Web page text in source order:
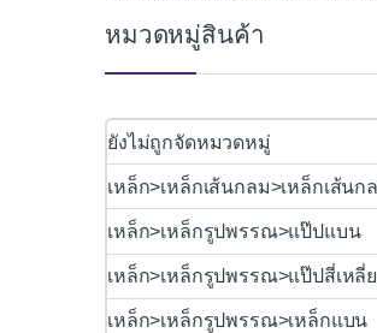
หมวดหมู่สินค้า
ยังไม่ถูกจัดหมวดหมู่
เหล็ก>เหล็กเส้นกลม>เหล็กเส้นก
เหล็ก>เหล็กรูปพรรณ>แป๊ปแบน
เหล็ก>เหล็กรูปพรรณ>แป๊ปสี่เหลี่
เหล็ก>เหล็กรูปพรรณ>เหล็กแบน